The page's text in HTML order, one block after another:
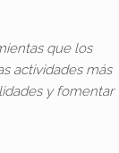
que los
actividades más
y fomentar